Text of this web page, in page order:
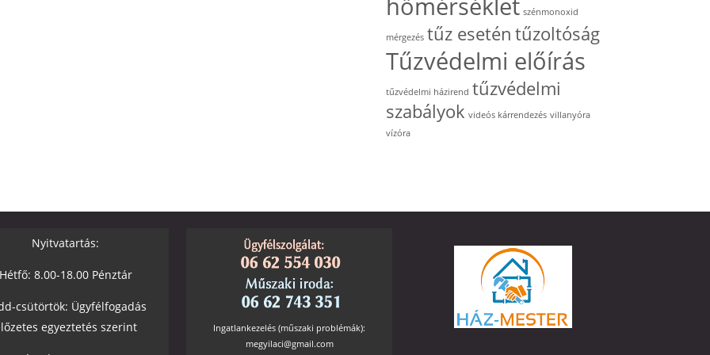
hőmérséklet szénmonoxid
mérgezés tűz esetén tűzoltóság
Tűzvédelmi előírás
tűzvédelmi házirend tűzvédelmi
szabályok videós kárrendezés villanyóra
vízóra
Nyitvatartás:
8.00-18.00 Pénztár
csütörtök: Ügyfélfogadás
egyeztetés szerint
Ingatlankezelés (műszaki problémák):
megyilaci@gmail.com